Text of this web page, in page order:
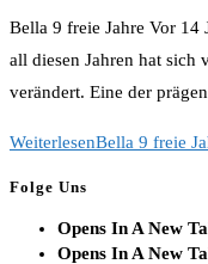
Bella 9 freie Jahre Vor 14
all diesen Jahren hat sich
verändert. Eine der
WeiterlesenBella 9 freie
Folge Uns
Opens In A New
Opens In A New